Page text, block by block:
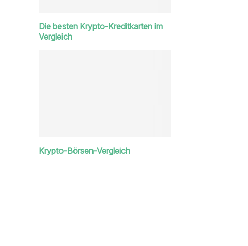
Die besten Krypto-Kreditkarten im
Vergleich
Krypto-Börsen-Vergleich